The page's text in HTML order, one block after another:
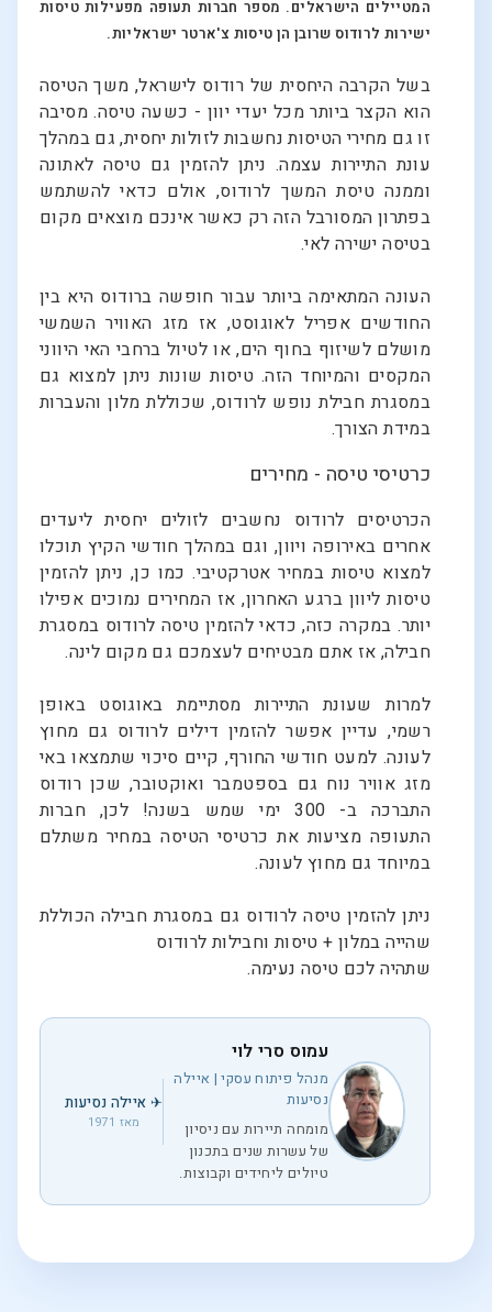
המטיילים הישראלים. מספר חברות תעופה מפעילות טיסות
ישירות לרודוס שרובן הן טיסות צ'ארטר ישראליות.
בשל הקרבה היחסית של רודוס לישראל, משך הטיסה
הוא הקצר ביותר מכל יעדי יוון - כשעה טיסה. מסיבה
זו גם מחירי הטיסות נחשבות לזולות יחסית, גם במהלך
עונת התיירות עצמה. ניתן להזמין גם טיסה לאתונה
וממנה טיסת המשך לרודוס, אולם כדאי להשתמש
בפתרון המסורבל הזה רק כאשר אינכם מוצאים מקום
בטיסה ישירה לאי.
העונה המתאימה ביותר עבור חופשה ברודוס היא בין
החודשים אפריל לאוגוסט, אז מזג האוויר השמשי
מושלם לשיזוף בחוף הים, או לטיול ברחבי האי היווני
המקסים והמיוחד הזה. טיסות שונות ניתן למצוא גם
במסגרת חבילת נופש לרודוס, שכוללת מלון והעברות
במידת הצורך.
כרטיסי טיסה - מחירים
הכרטיסים לרודוס נחשבים לזולים יחסית ליעדים
אחרים באירופה ויוון, וגם במהלך חודשי הקיץ תוכלו
למצוא טיסות במחיר אטרקטיבי. כמו כן, ניתן להזמין
טיסות ליוון ברגע האחרון, אז המחירים נמוכים אפילו
יותר. במקרה כזה, כדאי להזמין טיסה לרודוס במסגרת
חבילה, אז אתם מבטיחים לעצמכם גם מקום לינה.
למרות שעונת התיירות מסתיימת באוגוסט באופן
רשמי, עדיין אפשר להזמין דילים לרודוס גם מחוץ
לעונה. למעט חודשי החורף, קיים סיכוי שתמצאו באי
מזג אוויר נוח גם בספטמבר ואוקטובר, שכן רודוס
התברכה ב- 300 ימי שמש בשנה! לכן, חברות
התעופה מציעות את כרטיסי הטיסה במחיר משתלם
במיוחד גם מחוץ לעונה.
ניתן להזמין טיסה לרודוס גם במסגרת חבילה הכוללת
שהייה במלון + טיסות וחבילות לרודוס
שתהיה לכם טיסה נעימה.
עמוס סרי לוי
מנהל פיתוח עסקי | איילה
נסיעות
מומחה תיירות עם ניסיון
של עשרות שנים בתכנון
טיולים ליחידים וקבוצות.
✈ איילה נסיעות
מאז 1971